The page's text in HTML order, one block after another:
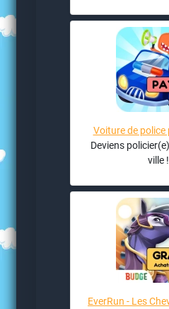
Voiture de
Deviens
ville !
EverRun - Les